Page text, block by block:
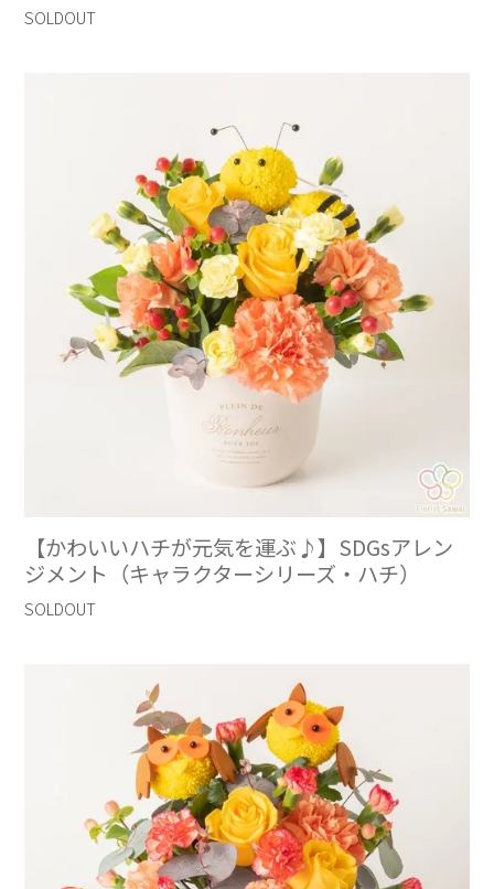
SOLDOUT
【かわいいハチが元気を運ぶ♪】SDGsアレン
ジメント（キャラクターシリーズ・ハチ）
SOLDOUT